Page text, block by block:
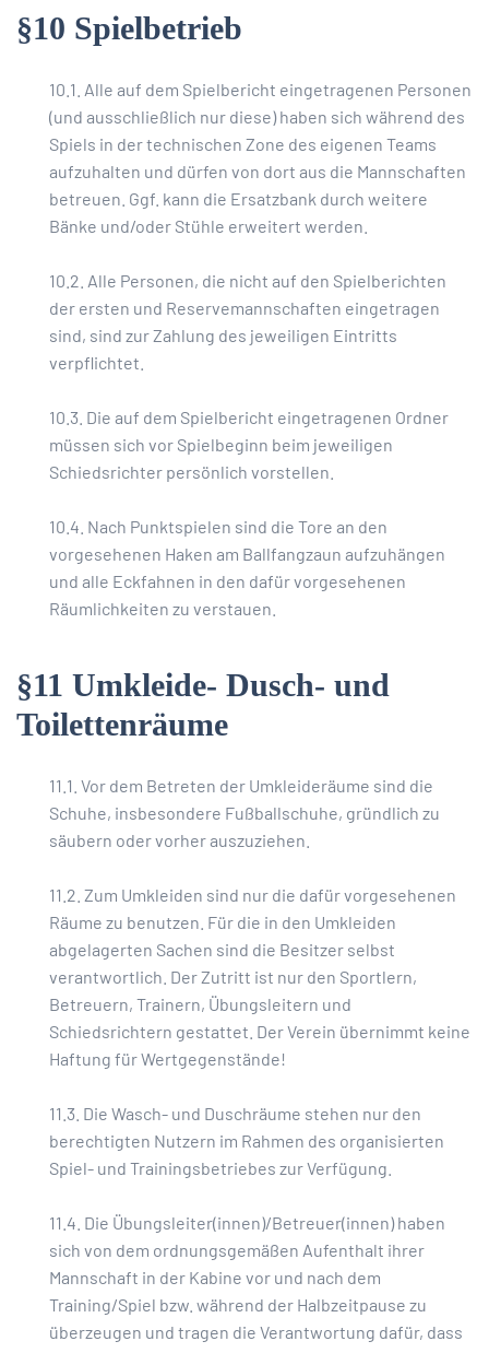
§10 Spielbetrieb
10.1. Alle auf dem Spielbericht eingetragenen Personen
(und ausschließlich nur diese) haben sich während des
Spiels in der technischen Zone des eigenen Teams
aufzuhalten und dürfen von dort aus die Mannschaften
betreuen. Ggf. kann die Ersatzbank durch weitere
Bänke und/oder Stühle erweitert werden.
10.2. Alle Personen, die nicht auf den Spielberichten
der ersten und Reservemannschaften eingetragen
sind, sind zur Zahlung des jeweiligen Eintritts
verpflichtet.
10.3. Die auf dem Spielbericht eingetragenen Ordner
müssen sich vor Spielbeginn beim jeweiligen
Schiedsrichter persönlich vorstellen.
10.4. Nach Punktspielen sind die Tore an den
vorgesehenen Haken am Ballfangzaun aufzuhängen
und alle Eckfahnen in den dafür vorgesehenen
Räumlichkeiten zu verstauen.
§11 Umkleide- Dusch- und
Toilettenräume
11.1. Vor dem Betreten der Umkleideräume sind die
Schuhe, insbesondere Fußballschuhe, gründlich zu
säubern oder vorher auszuziehen.
11.2. Zum Umkleiden sind nur die dafür vorgesehenen
Räume zu benutzen. Für die in den Umkleiden
abgelagerten Sachen sind die Besitzer selbst
verantwortlich. Der Zutritt ist nur den Sportlern,
Betreuern, Trainern, Übungsleitern und
Schiedsrichtern gestattet. Der Verein übernimmt keine
Haftung für Wertgegenstände!
11.3. Die Wasch- und Duschräume stehen nur den
berechtigten Nutzern im Rahmen des organisierten
Spiel- und Trainingsbetriebes zur Verfügung.
11.4. Die Übungsleiter(innen)/Betreuer(innen) haben
sich von dem ordnungsgemäßen Aufenthalt ihrer
Mannschaft in der Kabine vor und nach dem
Training/Spiel bzw. während der Halbzeitpause zu
überzeugen und tragen die Verantwortung dafür, dass